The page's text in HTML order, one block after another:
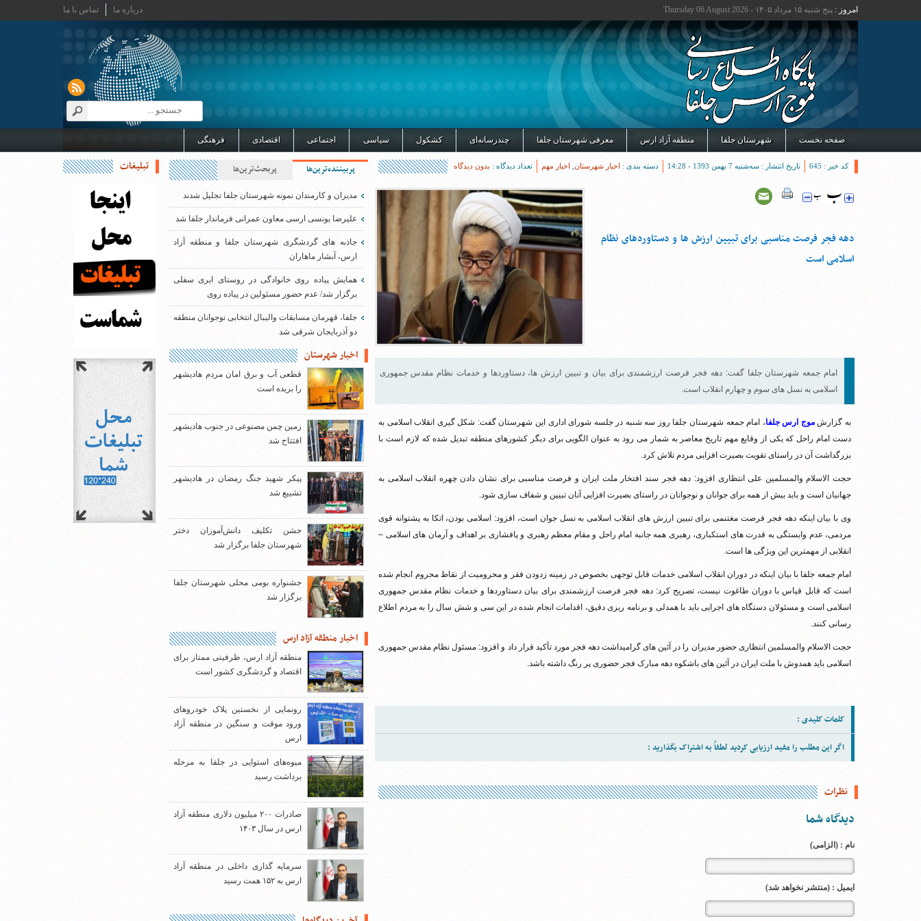
امروز : پنج شنبه ۱۵ مرداد ۱۴۰۵ - Thursday 06 August 2026 تماس با ما درباره ما
صفحه نخست شهرستان جلفا منطقه آزاد ارس معرفی شهرستان جلفا چندرسانه‌ای کشکول سیاسی اجتماعی اقتصادی فرهنگی
کد خبر : 645 تاریخ انتشار : سه‌شنبه 7 بهمن 1393 - 14:28 دسته بندی : اخبار شهرستان اخبار مهم تعداد دیدگاه : بدون دیدگاه
دهه فجر فرصت مناسبی برای تبیین ارزش ها و دستاوردهای نظام
اسلامی است
امام جمعه شهرستان جلفا گفت: دهه فجر فرصت ارزشمندی برای بیان و تبیین ارزش ها، دستاوردها و خدمات نظام مقدس جمهوری
اسلامی به نسل های سوم و چهارم انقلاب است.
به گزارشموج ارس جلفا، امام جمعه شهرستان جلفا روز سه شنبه در جلسه شورای اداری این شهرستان گفت: شکل گیری انقلاب اسلامی به
دست امام راحل که یکی از وقایع مهم تاریخ معاصر به شمار می رود به عنوان الگویی برای دیگر کشورهای منطقه تبدیل شده که لازم است با
بزرگداشت آن در راستای تقویت بصیرت افزایی مردم تلاش کرد.
حجت الاسلام والمسلمین علی انتظاری افزود: دهه فجر سند افتخار ملت ایران و فرصت مناسبی برای نشان دادن چهره انقلاب اسلامی به
جهانیان است و باید بیش از همه برای جوانان و نوجوانان در راستای بصیرت افزایی آنان تبیین و شفاف سازی شود.
وی با بیان اینکه دهه فجر فرصت مغتنمی برای تبیین ارزش های انقلاب اسلامی به نسل جوان است، افزود: اسلامی بودن، اتکا به پشتوانه قوی
مردمی، عدم وابستگی به قدرت های استکباری، رهبری همه جانبه امام راحل و مقام معظم رهبری و پافشاری بر اهداف و آرمان های اسلامی –
انقلابی از مهمترین این ویژگی ها است.
امام جمعه جلفا با بیان اینکه در دوران انقلاب اسلامی خدمات قابل توجهی بخصوص در زمینه زدودن فقر و محرومیت از نقاط محروم انجام شده
است که قابل قیاس با دوران طاغوت نیست، تصریح کرد: دهه فجر فرصت ارزشمندی برای بیان دستاوردها و خدمات نظام مقدس جمهوری
اسلامی است و مسئولان دستگاه های اجرایی باید با همدلی و برنامه ریزی دقیق، اقدامات انجام شده در این سی و شش سال را به مردم اطلاع
رسانی کنند.
حجت الاسلام والمسلمین انتظاری حضور مدیران را در آئین های گرامیداشت دهه فجر مورد تأکید قرار داد و افزود: مسئول نظام مقدس جمهوری
اسلامی باید همدوش با ملت ایران در آئین های باشکوه دهه مبارک فجر حضوری پر رنگ داشته باشد.
کلمات کلیدی :
اگر این مطلب را مفید ارزیابی کردید لطفاً به اشتراک بگذارید :
نظرات
دیدگاه شما
نام : (الزامی)
ایمیل : (منتشر نخواهد شد)
تبلیغات پربیننده‌ترین‌ها پربحث‌ترین‌ها
مدیران و کارمندان نمونه شهرستان جلفا تجلیل شدند
علیرضا یونسی ارسی معاون عمرانی فرماندار جلفا شد
جاذبه های گردشگری شهرستان جلفا و منطقه آزاد
ارس، آبشار ماهاران
همایش پیاده روی خانوادگی در روستای ایری سفلی
برگزار شد/ عدم حضور مسئولین در پیاده روی
جلفا، قهرمان مسابقات والیبال انتخابی نوجوانان منطقه
دو آذربایجان شرقی شد
اخبار شهرستان
قطعی آب و برق امان مردم هادیشهر
را بریده است
زمین چمن مصنوعی در جنوب هادیشهر
افتتاح شد
پیکر شهید جنگ رمضان در هادیشهر
تشییع شد
جشن تکلیف دانش‌آموزان دختر
شهرستان جلفا برگزار شد
جشنواره بومی محلی شهرستان جلفا
برگزار شد
اخبار منطقه آزاد ارس
منطقه آزاد ارس، ظرفیتی ممتاز برای
اقتصاد و گردشگری کشور است
رونمایی از نخستین پلاک خودروهای
ورود موقت و سنگین در منطقه آزاد
ارس
میوه‌های استوایی در جلفا به مرحله
برداشت رسید
صادرات ۲۰۰ میلیون دلاری منطقه آزاد
ارس در سال ۱۴۰۳
سرمایه گذاری داخلی در منطقه آزاد
ارس به ۱۵۲ همت رسید